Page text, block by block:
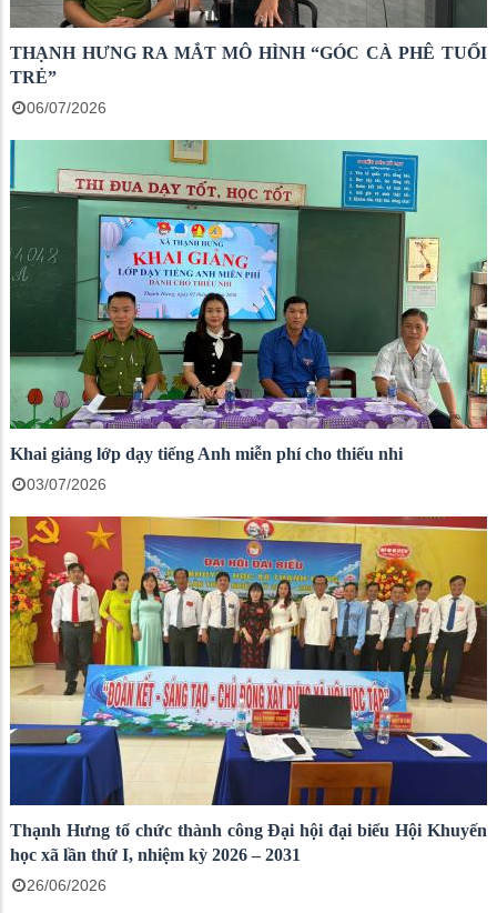
THẠNH HƯNG RA MẮT MÔ HÌNH “GÓC CÀ PHÊ TUỔI
TRẺ”
06/07/2026
Khai giảng lớp dạy tiếng Anh miễn phí cho thiếu nhi
03/07/2026
Thạnh Hưng tổ chức thành công Đại hội đại biểu Hội Khuyến
học xã lần thứ I, nhiệm kỳ 2026 – 2031
26/06/2026